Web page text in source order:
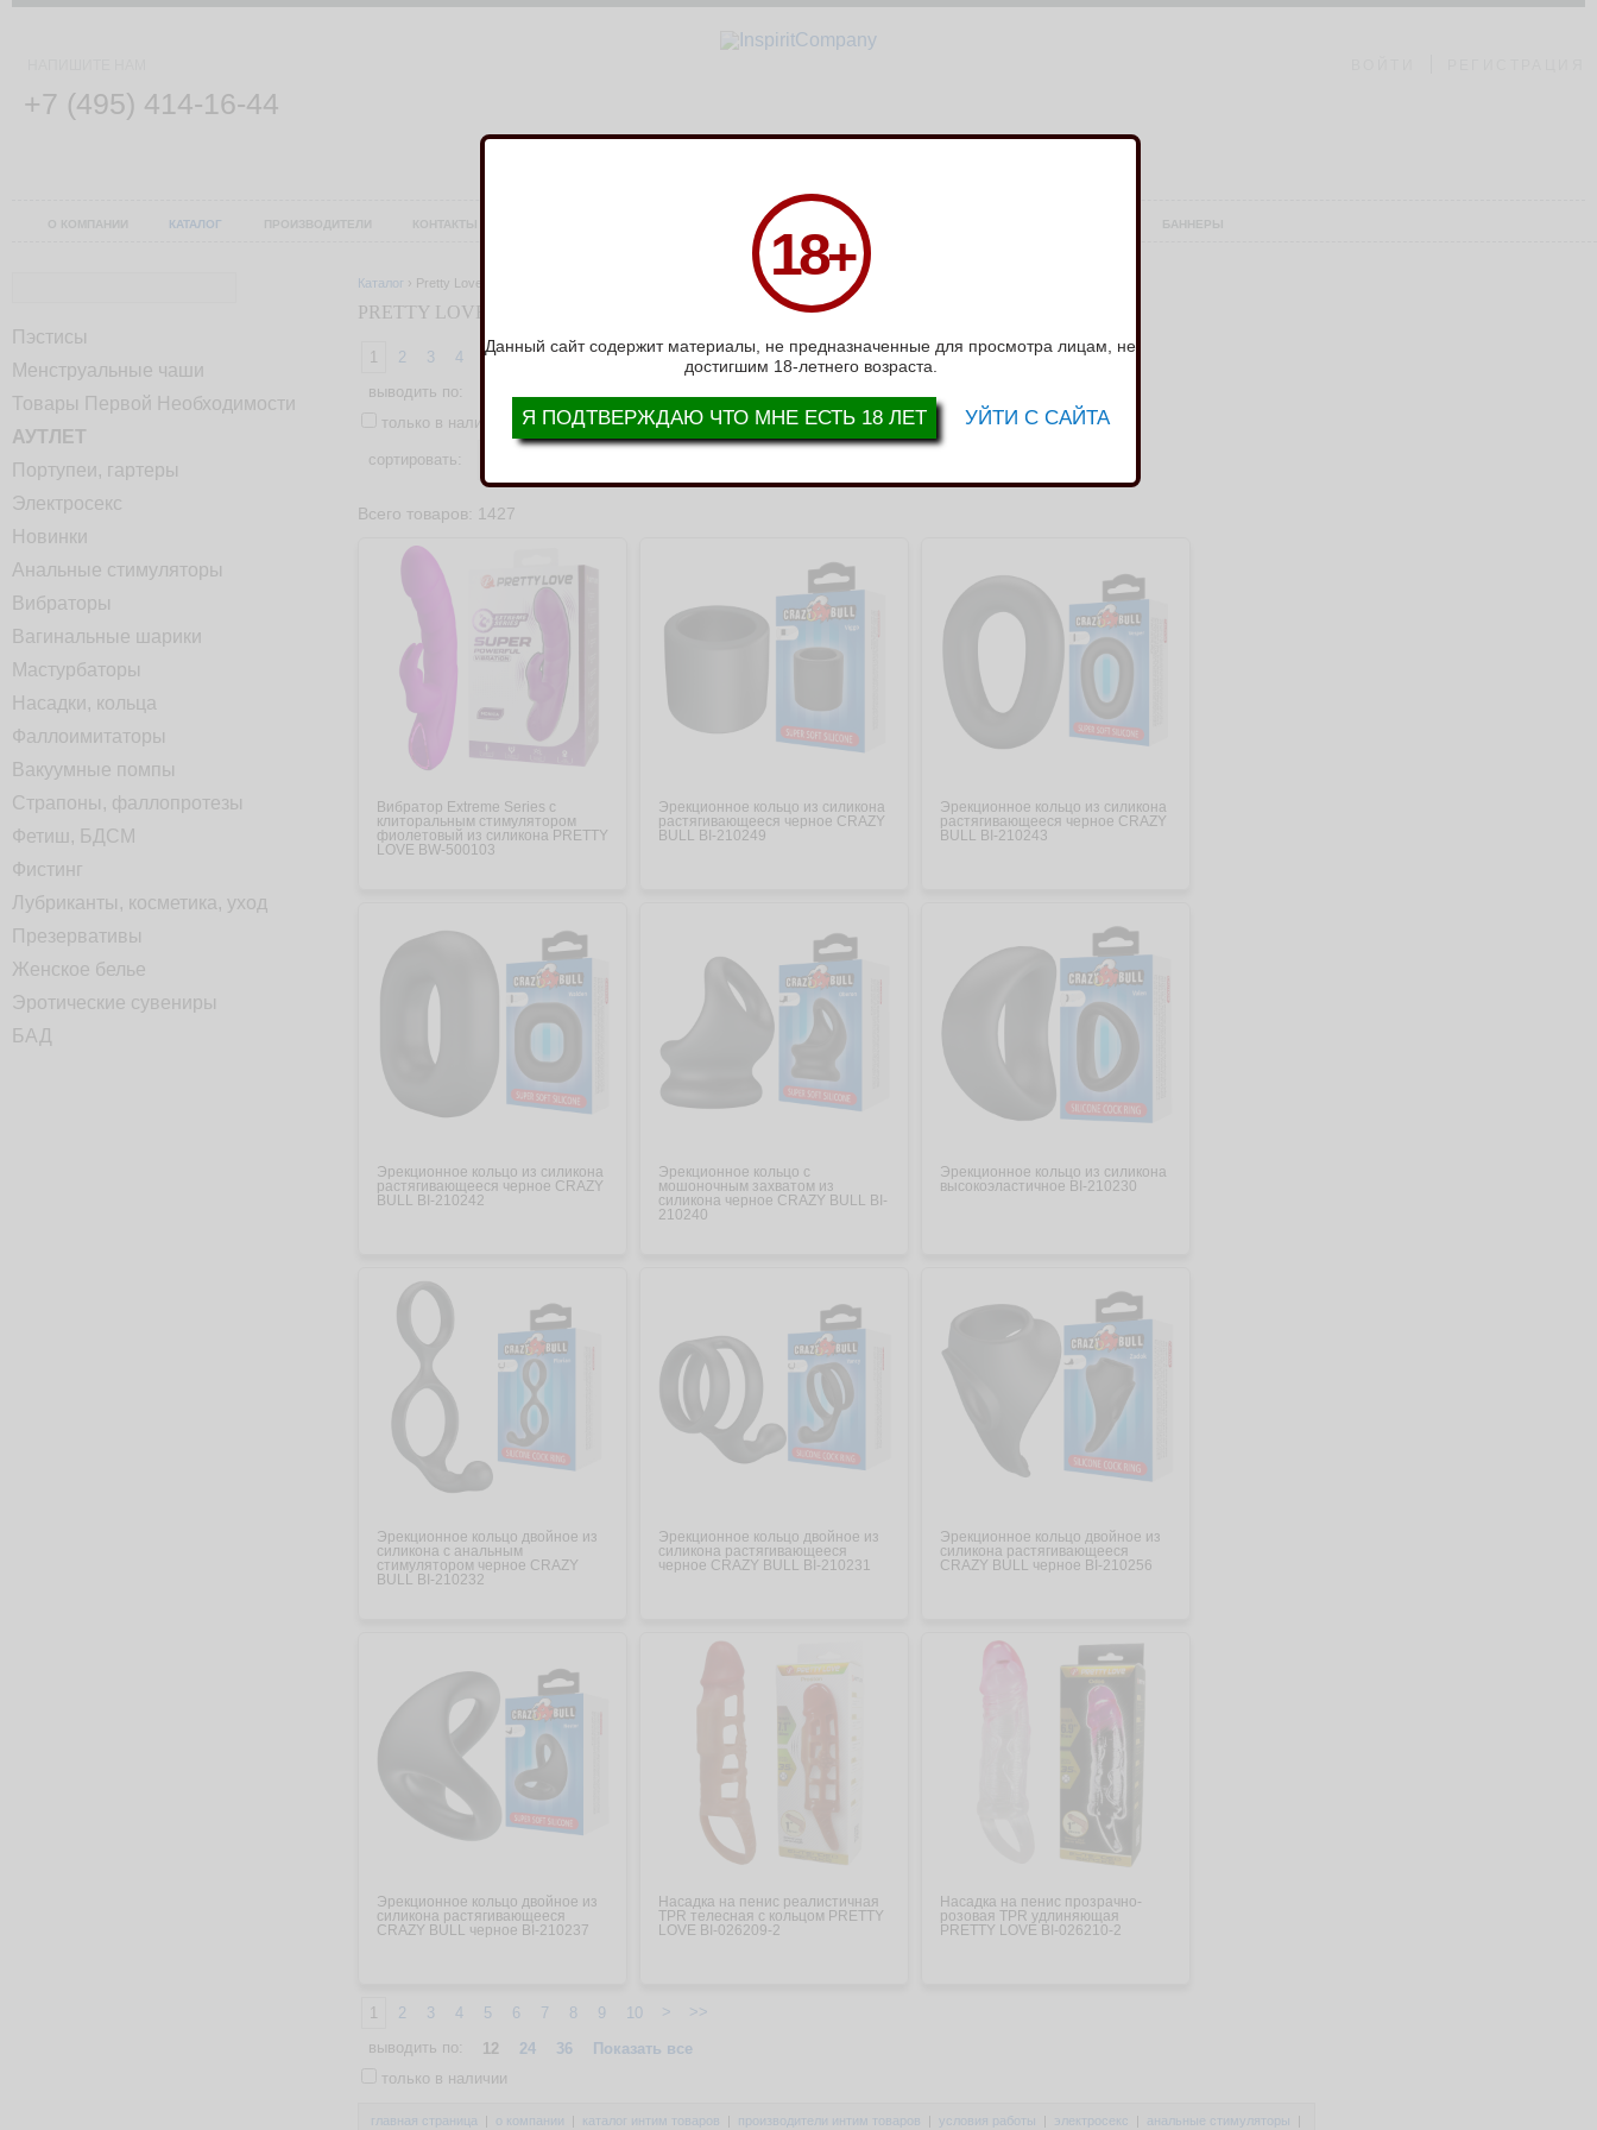
18+
Данный сайт содержит материалы, не предназначенные для просмотра лицам, не
достигшим 18-летнего возраста.
Я ПОДТВЕРЖДАЮ ЧТО МНЕ ЕСТЬ 18 ЛЕТ УЙТИ С САЙТА
О КОМПАНИИ КАТАЛОГ ПРОИЗВОДИТЕЛИ КОНТАКТЫ ВОПРОС-ОТВЕТ ВАКАНСИИ БАННЕРЫ
+7 (495) 414-16-44
Пэстисы
Менструальные чаши
Товары Первой Необходимости
АУТЛЕТ
Портупеи, гартеры
Электросекс
Новинки
Анальные стимуляторы
Вибраторы
Вагинальные шарики
Мастурбаторы
Насадки, кольца
Фаллоимитаторы
Вакуумные помпы
Страпоны, фаллопротезы
Фетиш, БДСМ
Фистинг
Лубриканты, косметика, уход
Презервативы
Женское белье
Эротические сувениры
БАД
Каталог › Pretty Love
PRETTY LOVE
1 2 3 4 5 6 7 8 9 10 >
>>
выводить по:
24 36
Показать все
только в наличии
сортировать:
Всего товаров: 1427
Вибратор Extreme Series с
клиторальным стимулятором
фиолетовый из силикона PRETTY
LOVE BW-500103
Эрекционное кольцо из силикона
растягивающееся черное CRAZY
BULL BI-210249
Эрекционное кольцо из силикона
растягивающееся черное CRAZY
BULL BI-210243
Эрекционное кольцо из силикона
растягивающееся черное CRAZY
BULL BI-210242
Эрекционное кольцо с
мошоночным захватом из
силикона черное CRAZY BULL BI-
210240
Эрекционное кольцо из силикона
высокоэластичное BI-210230
Эрекционное кольцо двойное из
силикона с анальным
стимулятором черное CRAZY
BULL BI-210232
Эрекционное кольцо двойное из
силикона растягивающееся
черное CRAZY BULL BI-210231
Эрекционное кольцо двойное из
силикона растягивающееся
CRAZY BULL черное BI-210256
Эрекционное кольцо двойное из
силикона растягивающееся
CRAZY BULL черное BI-210237
Насадка на пенис реалистичная
TPR телесная с кольцом PRETTY
LOVE BI-026209-2
Насадка на пенис прозрачно-
розовая TPR удлиняющая
PRETTY LOVE BI-026210-2
1 2 3 4 5 6 7 8 9 10 >
>>
выводить по:
12 24 36
Показать все
только в наличии
главная страница | о компании | каталог интим товаров | производители интим товаров |условия работы | электросекс | анальные стимуляторы |